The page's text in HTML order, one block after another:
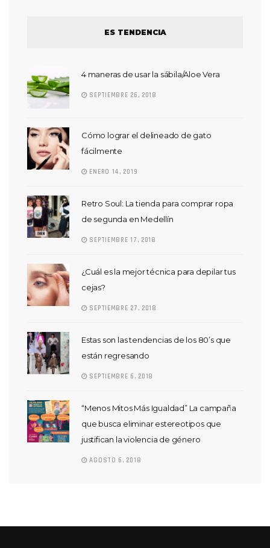
ES TENDENCIA
4 maneras de usar la sábila/Aloe Vera
SEPTIEMBRE 26, 2018
Cómo lograr el delineado de gato
fácilmente
ENERO 14, 2019
Retro Soul: La tienda para comprar ropa
de segunda en Medellín
SEPTIEMBRE 17, 2018
¿Cuál es la mejor técnica para depilar tus
cejas?
SEPTIEMBRE 27, 2018
Estas son las tendencias de los 80’s que
están regresando
SEPTIEMBRE 6, 2018
“Menos Mitos Más Igualdad” La campaña
que busca eliminar estereotipos que
justifican la violencia de género
AGOSTO 6, 2018